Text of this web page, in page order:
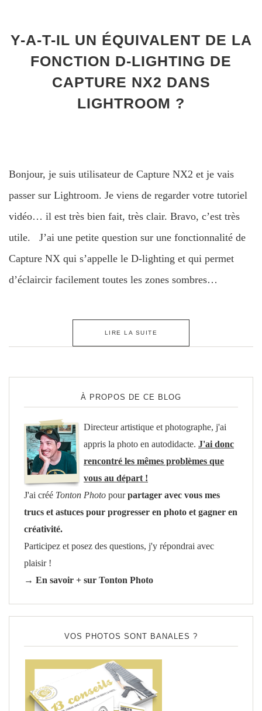
Y-A-T-IL UN ÉQUIVALENT DE LA
FONCTION D-LIGHTING DE
CAPTURE NX2 DANS
LIGHTROOM ?
Bonjour, je suis utilisateur de Capture NX2 et je vais
passer sur Lightroom. Je viens de regarder votre tutoriel
vidéo… il est très bien fait, très clair. Bravo, c’est très
utile. J’ai une petite question sur une fonctionnalité de
Capture NX qui s’appelle le D-lighting et qui permet
d’éclaircir facilement toutes les zones sombres…
LIRE LA SUITE
À PROPOS DE CE BLOG
Directeur artistique et photographe, j'ai
appris la photo en autodidacte. J'ai donc
rencontré les mêmes problèmes que
vous au départ !
J'ai créé Tonton Photo pourpartager avec vous mes
trucs et astuces pour progresser en photo et gagner en
créativité.
Participez et posez des questions, j'y répondrai avec
plaisir !
→ En savoir + sur Tonton Photo
VOS PHOTOS SONT BANALES ?